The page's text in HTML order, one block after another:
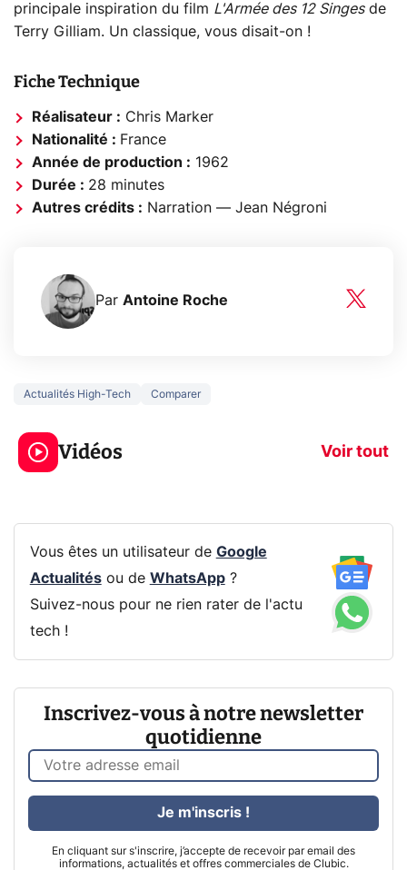
principale inspiration du film L'Armée des 12 Singesde
Terry Gilliam. Un classique, vous disait-on !
Fiche Technique
Réalisateur : Chris Marker
Nationalité : France
Année de production : 1962
Durée : 28 minutes
Autres crédits : Narration — Jean Négroni
Par Antoine Roche
Actualités High-Tech Comparer
Vidéos Voir tout
5 générations de
jeux dans la
prochaine Xbox !
navigation
Vous êtes un utilisateur de Google
Actualitésou de WhatsApp?
Suivez-nous pour ne rien rater de l'actu
tech !
Inscrivez-vous à notre newsletter
quotidienne
En cliquant sur s'inscrire, j’accepte de recevoir par email des
informations, actualités et offres commerciales de Clubic.
Je m'inscris !